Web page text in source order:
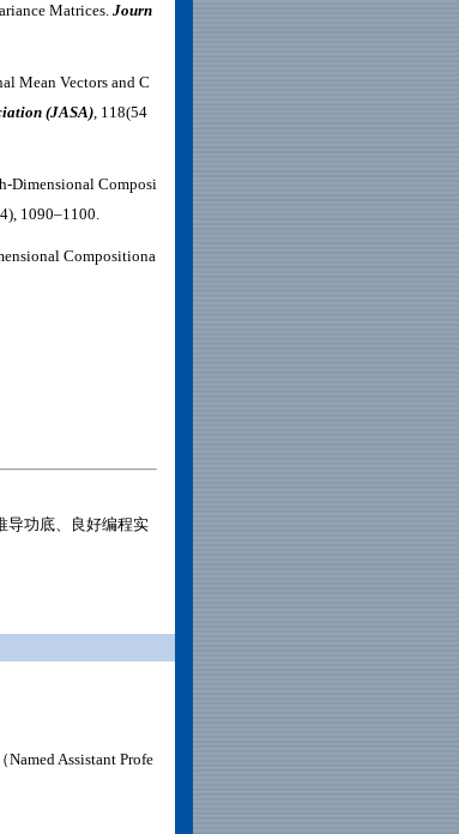
Matrices. Journ
Mean Vectors and C
(JASA), 118(54
Dimensional Composi
1090–1100.
Compositiona
导功底、良好编程实
Assistant Profe